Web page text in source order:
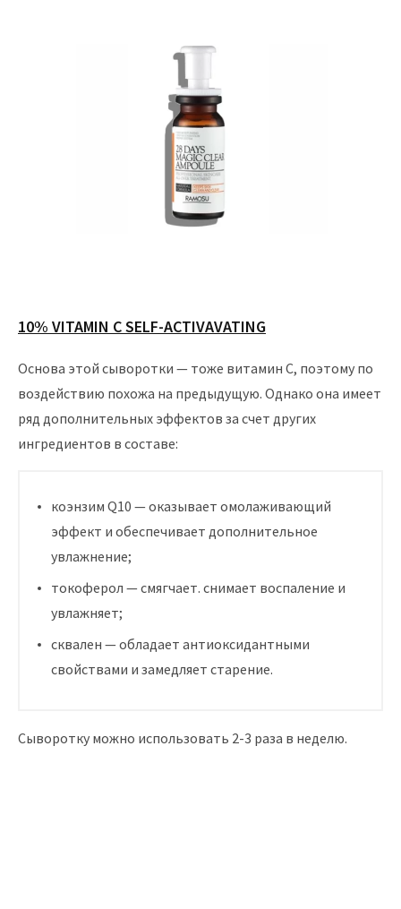
10% VITAMIN C SELF-ACTIVAVATING
Основа этой сыворотки — тоже витамин С, поэтому по
воздействию похожа на предыдущую. Однако она имеет
ряд дополнительных эффектов за счет других
ингредиентов в составе:
коэнзим Q10 — оказывает омолаживающий
эффект и обеспечивает дополнительное
увлажнение;
токоферол — смягчает. снимает воспаление и
увлажняет;
сквален — обладает антиоксидантными
свойствами и замедляет старение.
Сыворотку можно использовать 2-3 раза в неделю.